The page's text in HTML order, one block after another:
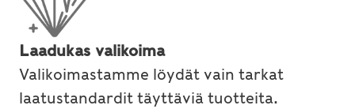
Laadukas valikoima
Valikoimastamme löydät vain tarkat
laatustandardit täyttäviä tuotteita.